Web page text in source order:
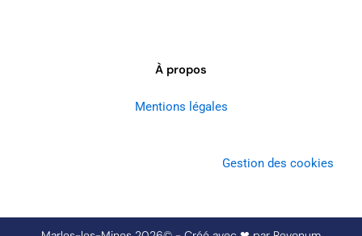
À propos
Mentions légales
Gestion des cookies